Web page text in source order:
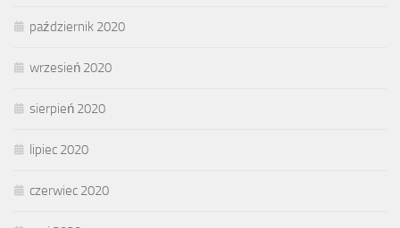
październik 2020
wrzesień 2020
sierpień 2020
lipiec 2020
czerwiec 2020